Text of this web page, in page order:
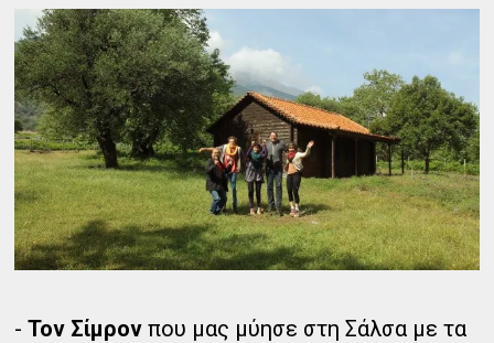
-Τον Σίμρον που μας μύησε στη Σάλσα με τα